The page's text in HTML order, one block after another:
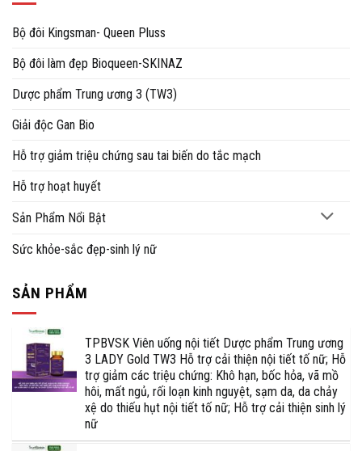
Bộ đôi Kingsman- Queen Pluss
Bộ đôi làm đẹp Bioqueen-SKINAZ
Dược phẩm Trung ương 3 (TW3)
Giải độc Gan Bio
Hỗ trợ giảm triệu chứng sau tai biến do tắc mạch
Hỗ trợ hoạt huyết
Sản Phẩm Nổi Bật
Sức khỏe-sắc đẹp-sinh lý nữ
SẢN PHẨM
TPBVSK Viên uống nội tiết Dược phẩm Trung ương
3 LADY Gold TW3 Hỗ trợ cải thiện nội tiết tố nữ; Hỗ
trợ giảm các triệu chứng: Khô hạn, bốc hỏa, vã mồ
hôi, mất ngủ, rối loạn kinh nguyệt, sạm da, da chảy
xệ do thiếu hụt nội tiết tố nữ; Hỗ trợ cải thiện sinh lý
nữ